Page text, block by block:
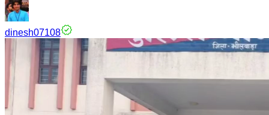
dinesh07108